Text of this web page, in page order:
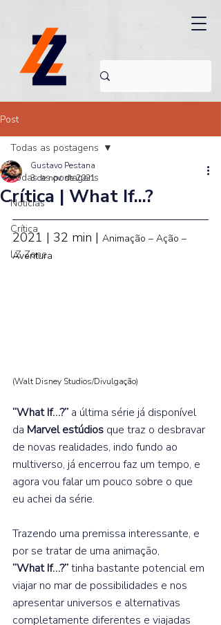
Post
Todas as postagens
Noticias
Crítica
LZ Zone
Todas as postagens
Crítica | What If...?
Gustavo Pestana
3 de nov. de 2021
2021 | 32 min | Animação – Ação –
Aventura
(Walt Disney Studios/Divulgação)
“What If…?” a última série já disponível
da Marvel estúdios que traz o desbravar
de novas realidades, indo fundo ao
multiverso, já encerrou faz um tempo, e
agora vou falar um pouco sobre o que
eu achei da série.
Trazendo uma premissa interessante, e
por se tratar de uma animação,
“What If…?” tinha bastante potencial em
viajar no mar de possibilidades e nos
apresentar universos e alternativas
completamente diferentes e viajadas